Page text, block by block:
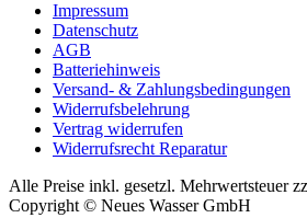
Impressum
Datenschutz
AGB
Batteriehinweis
Versand- & Zahlungsbedingungen
Widerrufsbelehrung
Vertrag widerrufen
Widerrufsrecht Reparatur
Alle Preise inkl. gesetzl. Mehrwertsteuer
Copyright © Neues Wasser GmbH